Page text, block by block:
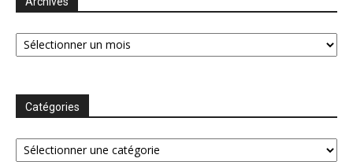
Archives
Catégories
Catégories